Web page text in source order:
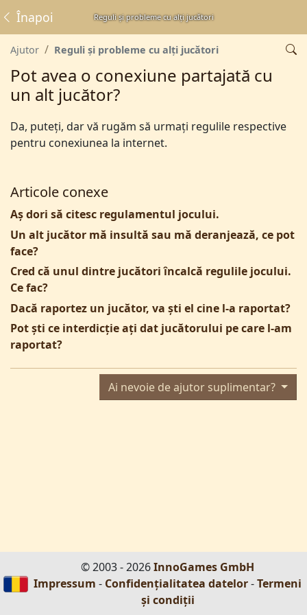
Reguli și probleme cu alți jucători
Înapoi
Ajutor Reguli și probleme cu alți jucători
Pot avea o conexiune partajată cu
un alt jucător?
Da, puteți, dar vă rugăm să urmați regulile respective
pentru conexiunea la internet.
Articole conexe
Aș dori să citesc regulamentul jocului.
Un alt jucător mă insultă sau mă deranjează, ce pot
face?
Cred că unul dintre jucători încalcă regulile jocului.
Ce fac?
Dacă raportez un jucător, va ști el cine l-a raportat?
Pot ști ce interdicție ați dat jucătorului pe care l-am
raportat?
Ai nevoie de ajutor suplimentar?
© 2003 - 2026InnoGames GmbH
Impressum - Confidențialitatea datelor-Termeni
și condiții